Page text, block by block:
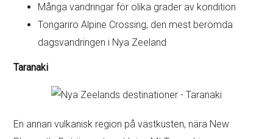
Många vandringar för olika grader av kondition
Tongariro Alpine Crossing, den mest berömda
dagsvandringen i Nya Zeeland
Taranaki
En annan vulkanisk region på västkusten, nära New